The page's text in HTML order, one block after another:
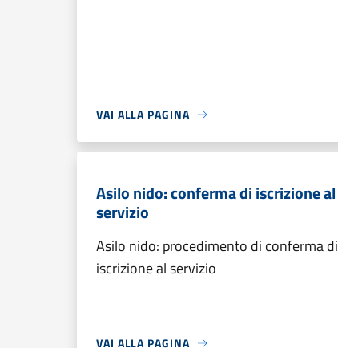
VAI ALLA PAGINA
Asilo nido: conferma di iscrizione al
servizio
Asilo nido: procedimento di conferma di
iscrizione al servizio
VAI ALLA PAGINA